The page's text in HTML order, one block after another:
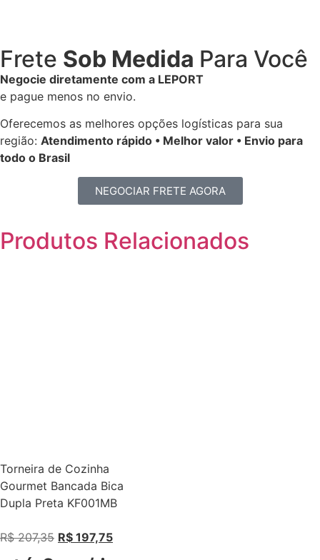
Frete Sob Medida Para Você
Negocie diretamente com a LEPORT
e pague menos no envio.
Oferecemos as melhores opções logísticas para sua
região: Atendimento rápido • Melhor valor • Envio para
todo o Brasil
NEGOCIAR FRETE AGORA
Produtos Relacionados
Torneira de Cozinha
Gourmet Bancada Bica
Dupla Preta KF001MB
R$207,35 R$ 197,75